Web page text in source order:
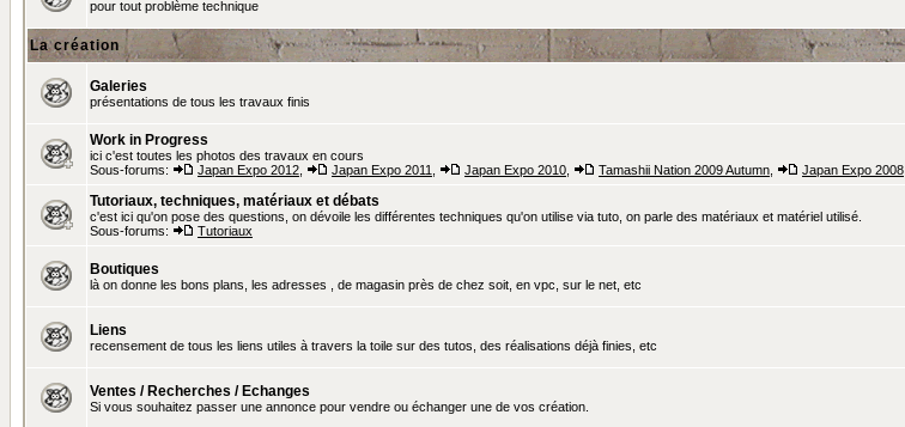
pour tout problème technique
La création
Galeries
présentations de tous les travaux finis
Work in Progress
ici c'est toutes les photos des travaux en cours
Sous-forums:
Japan Expo 2012 Japan Expo 2011 Japan Expo 2010 Tamashii Nation 2009 Autumn Japan Expo 2008
Tutoriaux, techniques, matériaux et débats
c'est ici qu'on pose des questions, on dévoile les différentes techniques qu'on utilise via tuto, on parle des matériaux et matériel utilisé.
Sous-forums:
Tutoriaux
Boutiques
là on donne les bons plans, les adresses , de magasin près de chez soit, en vpc, sur le net, etc
Liens
recensement de tous les liens utiles à travers la toile sur des tutos, des réalisations déjà finies, etc
Ventes / Recherches / Echanges
Si vous souhaitez passer une annonce pour vendre ou échanger une de vos création.